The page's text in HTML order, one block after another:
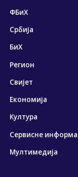
ФБиХ
Србија
БиХ
Регион
Свијет
Економија
Култура
Сервисне
Мултимедија